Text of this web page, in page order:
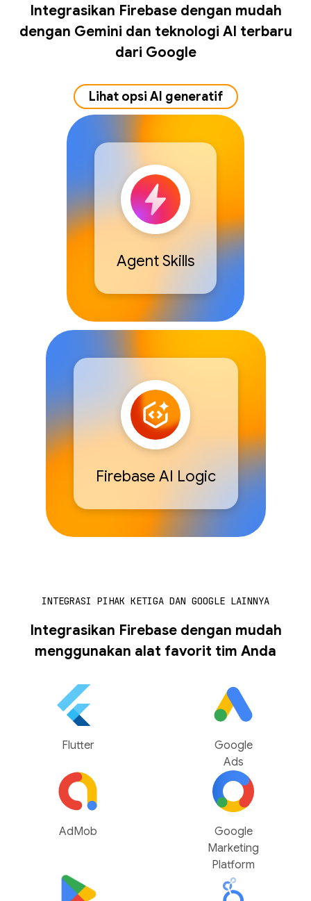
Integrasikan Firebase dengan mudah
dengan Gemini dan teknologi AI terbaru
dari Google
Lihat opsi AI generatif
Agent Skills
Firebase AI Logic
INTEGRASI PIHAK KETIGA DAN GOOGLE LAINNYA
Integrasikan Firebase dengan mudah
menggunakan alat favorit tim Anda
Flutter
Google
Ads
AdMob
Google
Marketing
Platform